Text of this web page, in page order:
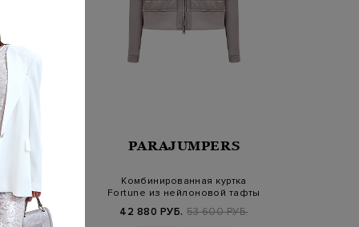
куртка из
с вязаной
77 800 РУБ.
PARAJUMPERS
Комбинированная куртка
Fortune из нейлоновой тафты
42 880 РУБ. 53 600 РУБ.